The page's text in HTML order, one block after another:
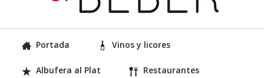
Portada Vinos y licores
Albufera al Plat Restaurantes